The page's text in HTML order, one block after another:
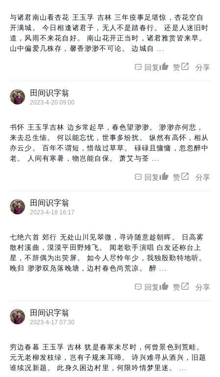
与诸君南山看杏花 王玉孚 吉林 三年疫事足堪惊，杏花空自
开满城。 今日相逢诸君子，无人不是踏春行。 还是人迷旧时
道，风雨不来花自好。 南山花开正当时，诸君雅赏皆来早。
山中偏爱几株存，馨香渺渺不可论。 边城自 ...
回复 赞 分享
田间识字翁
2023-4-20 09:00
书怀 王玉孚吉林 边乡常起早，春色望渺渺。 渺渺亦何悲，
来去总生恼。 何以能忘忧，世事多纷扰。 纵然有高怀，相从
亦云少。 百年不谓短，惜哉过草草。 碌碌且慵慵，忽忽醉中
老。 人间有寒暑，物岂能自保。 萧艾与荃 ...
回复 赞 分享
田间识字翁
2023-4-18 16:17
七绝六首 郊行 无处山川见翠微，寻诗随意趁朝晖。 日高雾
散村溪曲，漠漠平田野雉飞。 闻老歌手演唱 白发还称台上
星，不辞偶为出荧屏。 如今人尽怜年少，我独殷勤特地听。
晚归 渺渺双凫落晚塘，边村春色尚荒凉。 醉 ...
回复 赞 分享
田间识字翁
2023-4-17 07:30
穷边春暮 王玉孚 吉林 犹是春寒未尽时，何曾景色到荒畦。
元无老柳发枝绿，岂有子规来耳啼。 诗兴难寻从酒兴，旧题
谁续况新题。 此身久困边村里，何限吟情梦里迷。 ...